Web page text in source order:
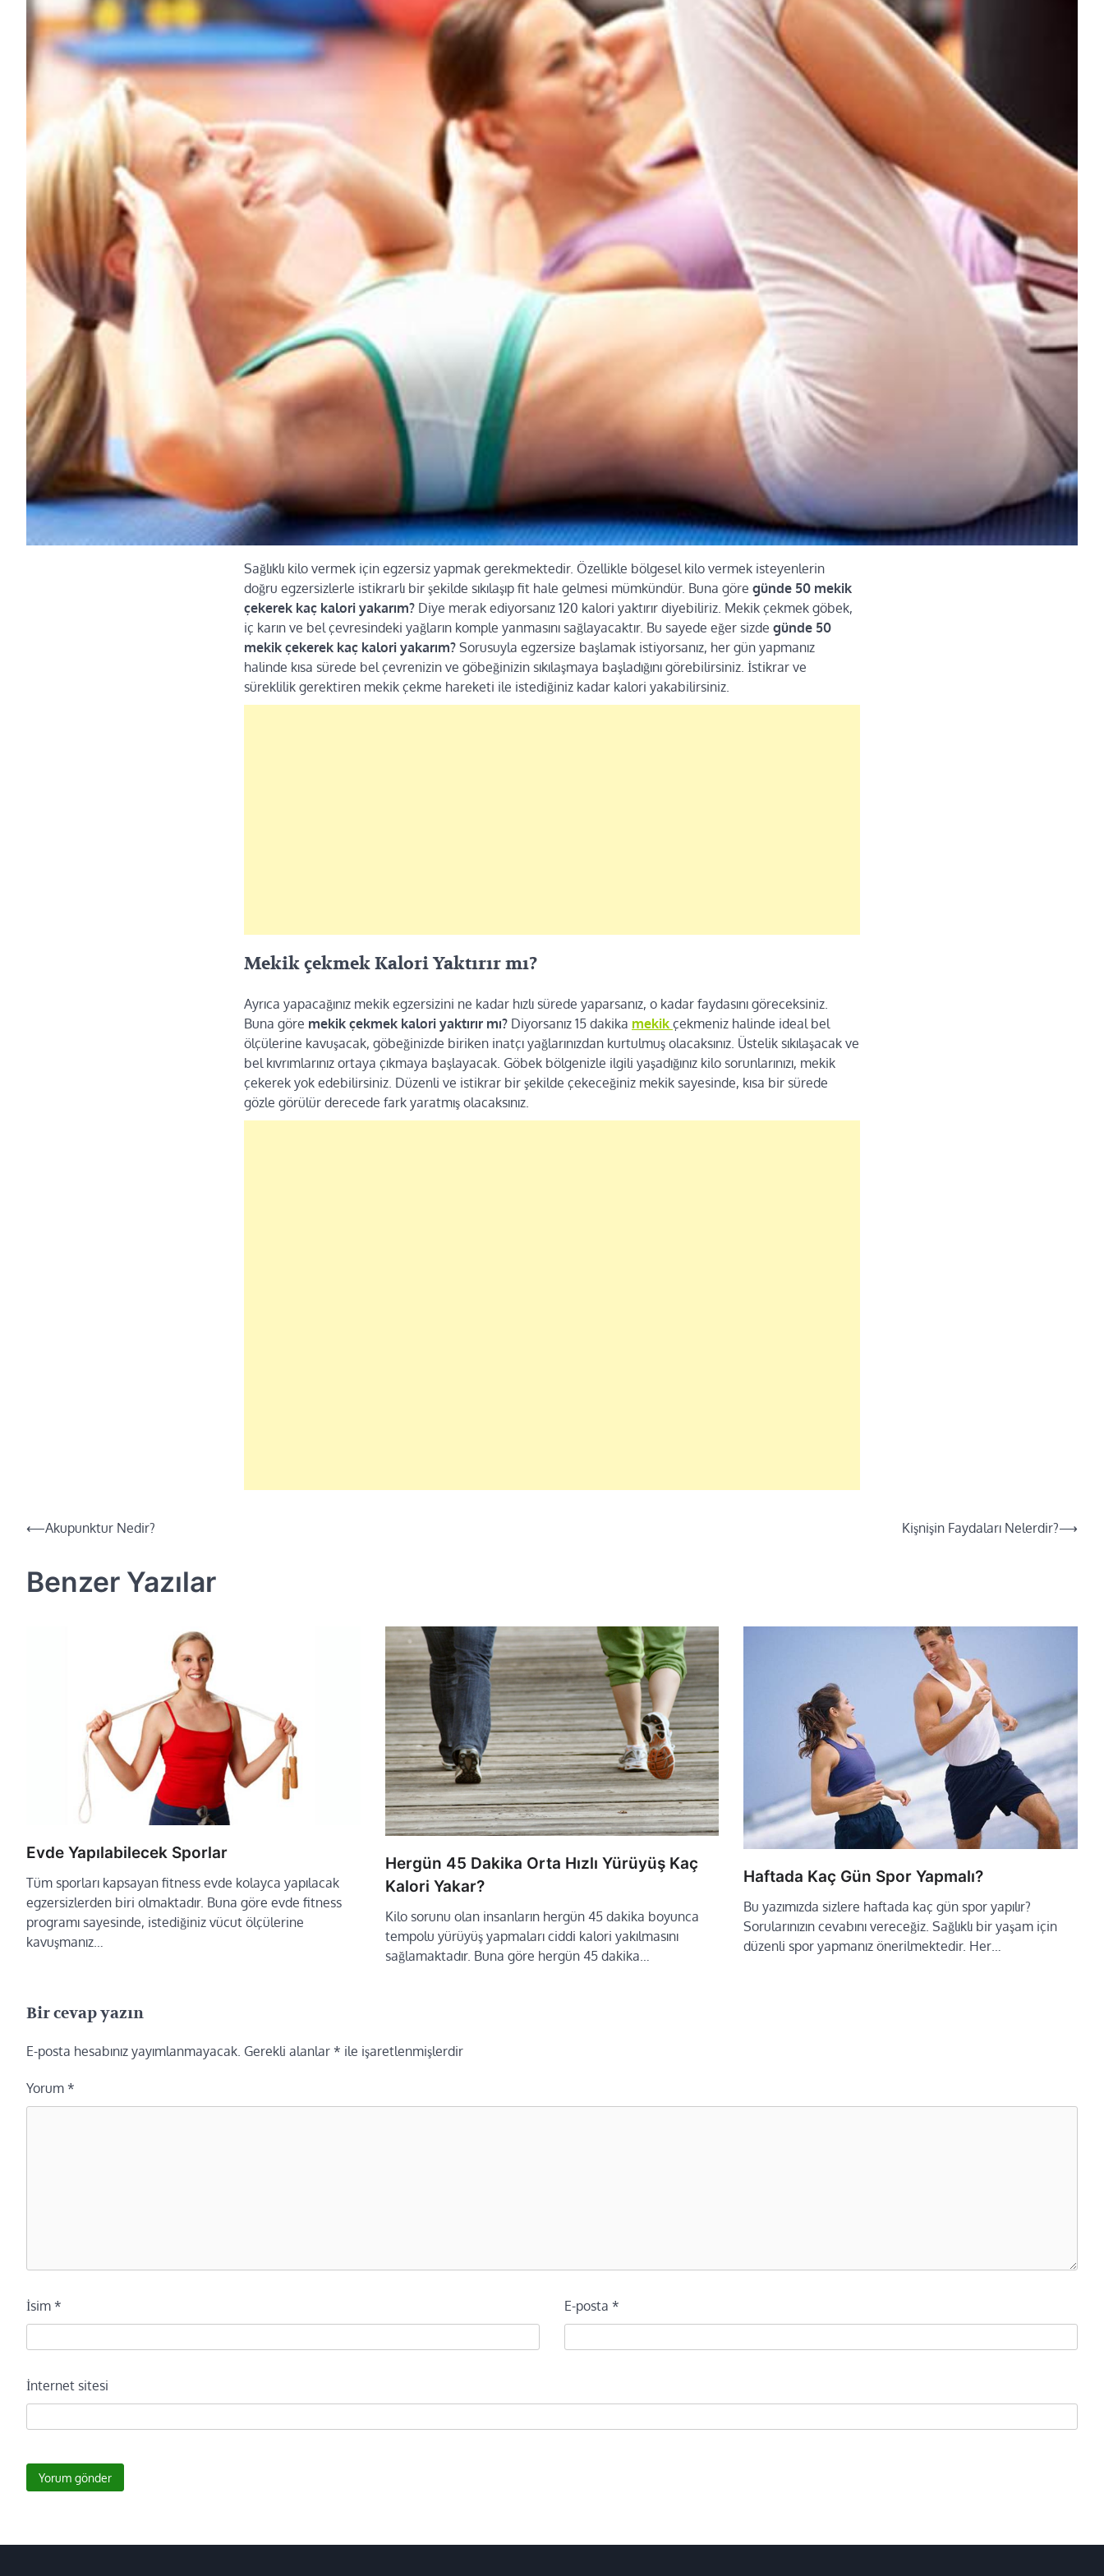
Sağlıklı kilo vermek için egzersiz yapmak gerekmektedir. Özellikle bölgesel kilo vermek isteyenlerin
doğru egzersizlerle istikrarlı bir şekilde sıkılaşıp fit hale gelmesi mümkündür. Buna göre günde 50 mekik
çekerek kaç kalori yakarım? Diye merak ediyorsanız 120 kalori yaktırır diyebiliriz. Mekik çekmek göbek,
iç karın ve bel çevresindeki yağların komple yanmasını sağlayacaktır. Bu sayede eğer sizde günde 50
mekik çekerek kaç kalori yakarım? Sorusuyla egzersize başlamak istiyorsanız, her gün yapmanız
halinde kısa sürede bel çevrenizin ve göbeğinizin sıkılaşmaya başladığını görebilirsiniz. İstikrar ve
süreklilik gerektiren mekik çekme hareketi ile istediğiniz kadar kalori yakabilirsiniz.
Mekik çekmek Kalori Yaktırır mı?
Ayrıca yapacağınız mekik egzersizini ne kadar hızlı sürede yaparsanız, o kadar faydasını göreceksiniz.
Buna göre mekik çekmek kalori yaktırır mı? Diyorsanız 15 dakika mekik çekmeniz halinde ideal bel
ölçülerine kavuşacak, göbeğinizde biriken inatçı yağlarınızdan kurtulmuş olacaksınız. Üstelik sıkılaşacak ve
bel kıvrımlarınız ortaya çıkmaya başlayacak. Göbek bölgenizle ilgili yaşadığınız kilo sorunlarınızı, mekik
çekerek yok edebilirsiniz. Düzenli ve istikrar bir şekilde çekeceğiniz mekik sayesinde, kısa bir sürede
gözle görülür derecede fark yaratmış olacaksınız.
Yazı
⟵Akupunktur Nedir? Kişnişin Faydaları Nelerdir?⟶
Benzer Yazılar
Evde Yapılabilecek Sporlar
Tüm sporları kapsayan fitness evde kolayca yapılacak
egzersizlerden biri olmaktadır. Buna göre evde fitness
programı sayesinde, istediğiniz vücut ölçülerine
kavuşmanız…
Hergün 45 Dakika Orta Hızlı Yürüyüş Kaç
Kalori Yakar?
Kilo sorunu olan insanların hergün 45 dakika boyunca
tempolu yürüyüş yapmaları ciddi kalori yakılmasını
sağlamaktadır. Buna göre hergün 45 dakika…
Haftada Kaç Gün Spor Yapmalı?
Bu yazımızda sizlere haftada kaç gün spor yapılır?
Sorularınızın cevabını vereceğiz. Sağlıklı bir yaşam için
düzenli spor yapmanız önerilmektedir. Her…
Bir cevap yazın
E-posta hesabınız yayımlanmayacak. Gerekli alanlar * ile işaretlenmişlerdir
Yorum *
İsim * E-posta *
İnternet sitesi